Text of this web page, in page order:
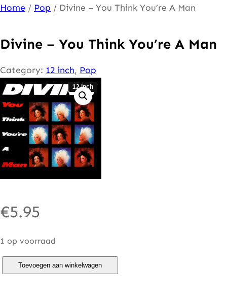
Ga
de
inhoud
Home / Pop / Divine – You Think You’re A Man
Divine – You Think You’re A Man
Category: 12 inch, Pop
12 inch
€5.95
1 op voorraad
Toevoegen aan winkelwagen